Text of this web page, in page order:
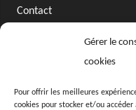
Gérer le
cookies
Pour offrir les meilleures
cookies pour stocker et/ou
Contact